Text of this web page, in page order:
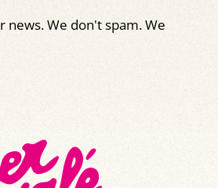
news. We don't spam. We